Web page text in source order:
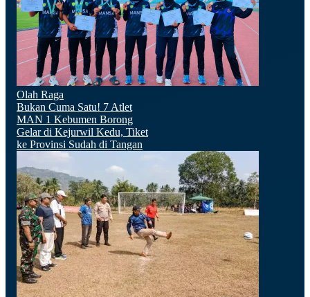
Olah Raga
Bukan Cuma Satu! 7 Atlet
MAN 1 Kebumen Borong
Gelar di Kejurwil Kedu, Tiket
ke Provinsi Sudah di Tangan